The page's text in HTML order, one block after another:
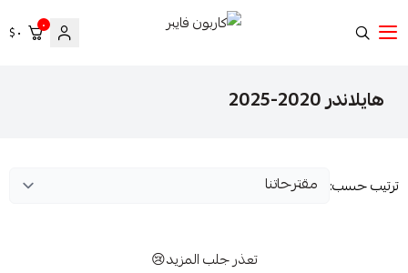
٠ ٠ $
هايلاندر 2020-2025
ترتيب حسب:
تعذر جلب المزيد😢